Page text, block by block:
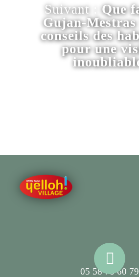
Suivant :Que
Gujan-Mestras
conseils des
pour une
05 58 78 60 79